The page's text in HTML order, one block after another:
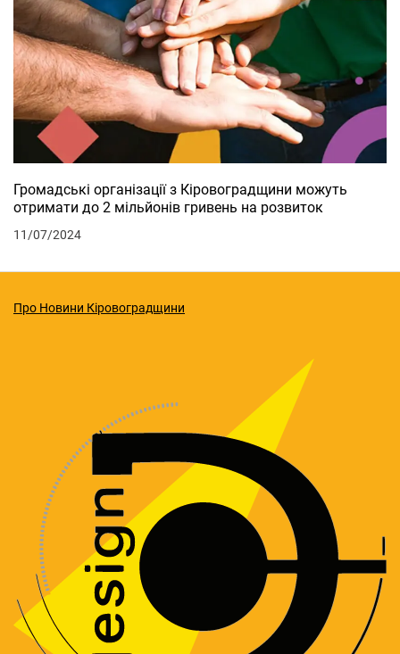
Громадські організації з Кіровоградщини можуть
отримати до 2 мільйонів гривень на розвиток
11/07/2024
Про Новини Кіровоградщини